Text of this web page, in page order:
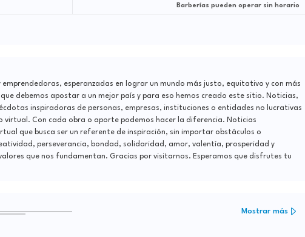
Barberías pueden operar sin horario
emprendedoras, esperanzadas en lograr un mundo más justo, equitativo y con más
debemos apostar a un mejor país y para eso hemos creado este sitio. Noticias,
inspiradoras de personas, empresas, instituciones o entidades no lucrativas
virtual. Con cada obra o aporte podemos hacer la diferencia. Noticias
que busca ser un referente de inspiración, sin importar obstáculos o
perseverancia, bondad, solidaridad, amor, valentía, prosperidad y
que nos fundamentan. Gracias por visitarnos. Esperamos que disfrutes tu
Mostrar más